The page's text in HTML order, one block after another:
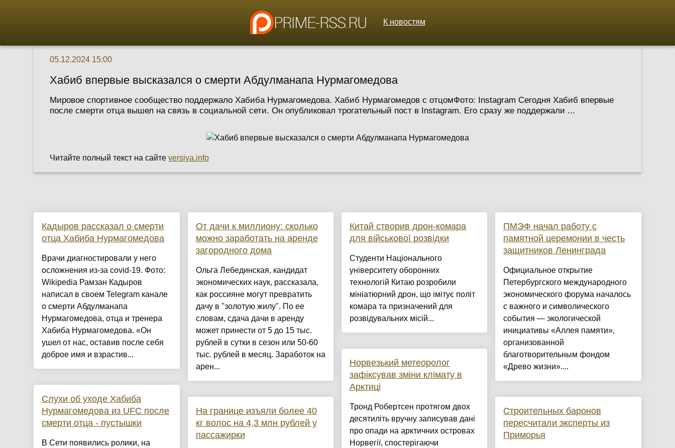
К новостям
05.12.2024 15:00
Хабиб впервые высказался о смерти Абдулманапа Нурмагомедова
Мировое спортивное сообщество поддержало Хабиба Нурмагомедова. Хабиб Нурмагомедов с отцомФото: Instagram Сегодня Хабиб впервые
после смерти отца вышел на связь в социальной сети. Он опубликовал трогательный пост в Instagram. Его сразу же поддержали ...
Читайте полный текст на сайтеversiya.info
Кадыров рассказал о смерти
отца Хабиба Нурмагомедова
Врачи диагностировали у него
осложнения из-за covid-19. Фото:
Wikipedia Рамзан Кадыров
написал в своем Telegram канале
о смерти Абдулманапа
Нурмагомедова, отца и тренера
Хабиба Нурмагомедова. «Он
ушел от нас, оставив после себя
доброе имя и взрастив...
Слухи об уходе Хабиба
Нурмагомедова из UFC после
смерти отца - пустышки
В Сети появились ролики, на
От дачи к миллиону: сколько
можно заработать на аренде
загородного дома
Ольга Лебединская, кандидат
экономических наук, рассказала,
как россияне могут превратить
дачу в "золотую жилу". По ее
словам, сдача дачи в аренду
может принести от 5 до 15 тыс.
рублей в сутки в сезон или 50-60
тыс. рублей в месяц. Заработок на
арен...
На границе изъяли более 40
кг волос на 4,3 млн рублей у
пассажирки
Китай створив дрон-комара
для військової розвідки
Студенти Національного
університету оборонних
технологій Китаю розробили
мініатюрний дрон, що імітує політ
комара та призначений для
розвідувальних місій...
Норвезький метеоролог
зафіксував зміни клімату в
Арктиці
Тронд Робертсен протягом двох
десятиліть вручну записував дані
про опади на арктичних островах
Норвегії, спостерігаючи
ПМЭФ начал работу с
памятной церемонии в честь
защитников Ленинграда
Официальное открытие
Петербургского международного
экономического форума началось
с важного и символического
события — экологической
инициативы «Аллея памяти»,
организованной
благотворительным фондом
«Древо жизни»....
Строительных баронов
пересчитали эксперты из
Приморья